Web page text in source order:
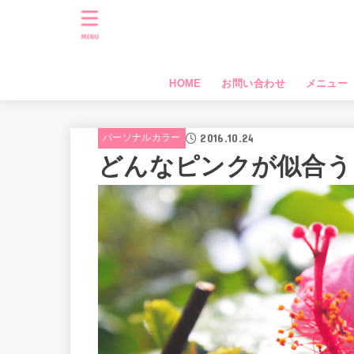
HOME お問い合わせ メニュー
MENU
パーソナルカラー 2016.10.24
どんなピンクが似合